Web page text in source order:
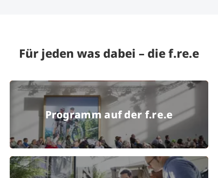
Für jeden was dabei – die f.re.e
Programm auf der f.re.e
Programm auf der f.re.e
© Messe München GmbH
Aussteller auf der f.re.e